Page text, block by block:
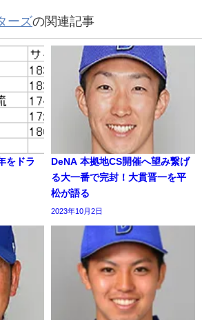
ーズの関連記事
をドラ
DeNA 本拠地CS開催へ望み繋げ
る大一番で完封！大貫晋一を平
松が語る
2023年10月2日